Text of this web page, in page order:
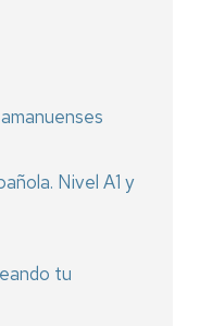
Nivel A1 y
tu